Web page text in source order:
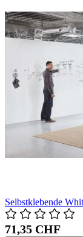
Selbstklebende
71,35 CHF